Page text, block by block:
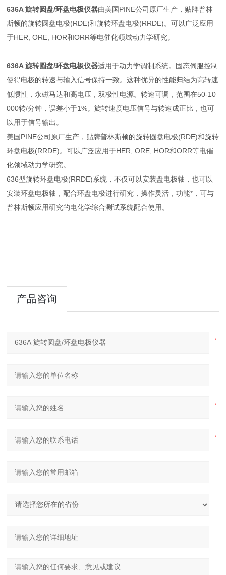
636A 旋转圆盘/环盘电极仪器由美国PINE公司原厂生产，贴牌普林
斯顿的旋转圆盘电极(RDE)和旋转环盘电极(RRDE)。可以广泛应用
于HER, ORE, HOR和ORR等电催化领域动力学研究。
636A 旋转圆盘/环盘电极仪器适用于动力学调制系统。固态伺服控制
使得电极的转速与输入信号保持一致。这种优异的性能归结为高转速
低惯性，永磁马达和高电压，双极性电源。转速可调，范围在50-10
000转/分钟，误差小于1%。旋转速度电压信号与转速成正比，也可
以用于信号输出。
美国PINE公司原厂生产，贴牌普林斯顿的旋转圆盘电极(RDE)和旋转
环盘电极(RRDE)。可以广泛应用于HER, ORE, HOR和ORR等电催
化领域动力学研究。
636型旋转环盘电极(RRDE)系统，不仅可以安装盘电极轴，也可以
安装环盘电极轴，配合环盘电极进行研究，操作灵活，功能*，可与
普林斯顿应用研究的电化学综合测试系统配合使用。
产品咨询